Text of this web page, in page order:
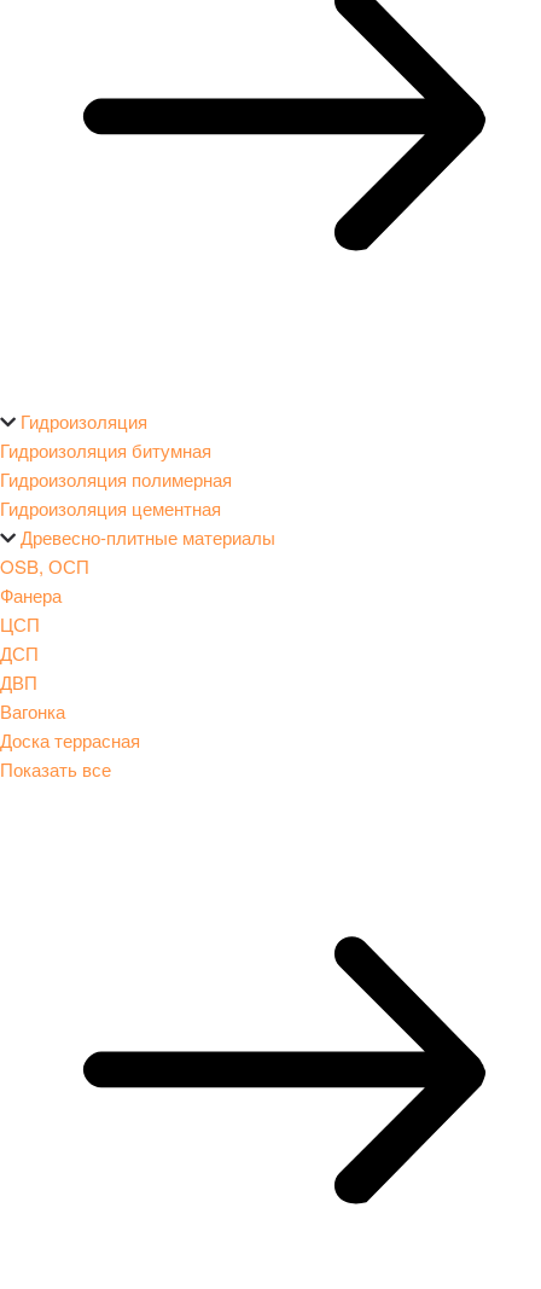
Гидроизоляция
Гидроизоляция битумная
Гидроизоляция полимерная
Гидроизоляция цементная
Древесно-плитные материалы
OSB, ОСП
Фанера
ЦСП
ДСП
ДВП
Вагонка
Доска террасная
Показать все